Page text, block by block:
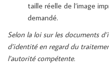
taille réelle de l’image
demandé.
Selon la loi sur les documents
d’identité en regard du
l’autorité compétente.